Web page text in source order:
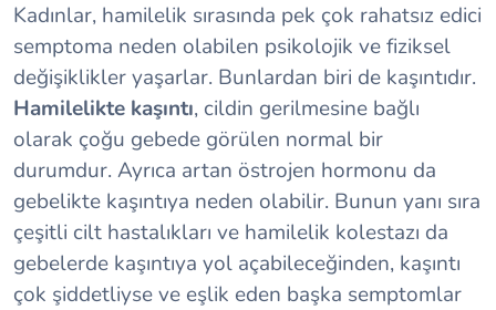
Kadınlar, hamilelik sırasında pek çok rahatsız edici
semptoma neden olabilen psikolojik ve fiziksel
değişiklikler yaşarlar. Bunlardan biri de kaşıntıdır.
Hamilelikte kaşıntı, cildin gerilmesine bağlı
olarak çoğu gebede görülen normal bir
durumdur. Ayrıca artan östrojen hormonu da
gebelikte kaşıntıya neden olabilir. Bunun yanı sıra
çeşitli cilt hastalıkları ve hamilelik kolestazı da
gebelerde kaşıntıya yol açabileceğinden, kaşıntı
çok şiddetliyse ve eşlik eden başka semptomlar